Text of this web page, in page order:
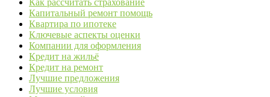
Капитальный ремонт помощь
Квартира по ипотеке
Ключевые аспекты оценки
Компании для оформления
Кредит на жильё
Кредит на ремонт
Лучшие предложения
Лучшие условия